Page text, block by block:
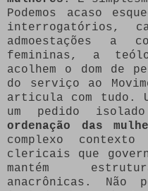
Podemos acaso
interrogatórios,
admoestações a
femininas, a
acolhem o dom de
do serviço ao
articula com tudo.
um pedido
ordenação das
complexo
clericais que
mantém
anacrônicas. Não